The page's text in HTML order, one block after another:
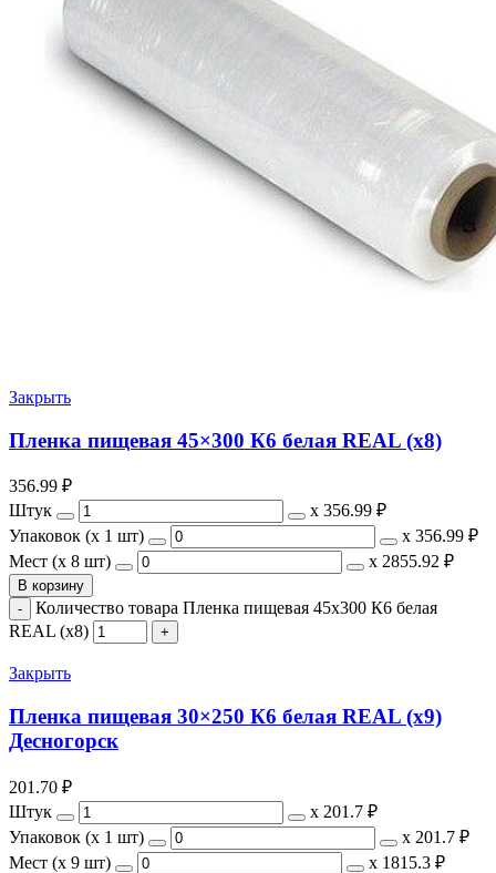
Закрыть
Пленка пищевая 45×300 К6 белая REAL (х8)
356.99 ₽
Штук
х 356.99 ₽
Упаковок (x 1 шт)
х 356.99 ₽
Мест (x 8 шт)
х 2855.92 ₽
В корзину
Количество товара Пленка пищевая 45x300 К6 белая
REAL (х8)
Закрыть
Пленка пищевая 30×250 К6 белая REAL (х9)
Десногорск
201.70 ₽
Штук
х 201.7 ₽
Упаковок (x 1 шт)
х 201.7 ₽
Мест (x 9 шт)
х 1815.3 ₽